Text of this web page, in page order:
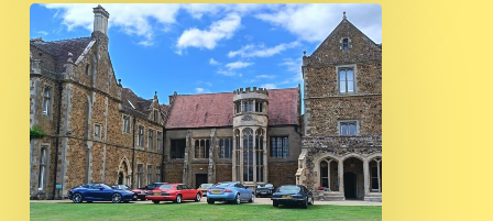
JDC
National
Day
Weekend
2025